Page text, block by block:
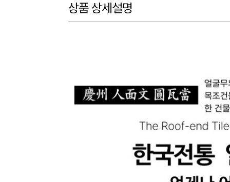
상품 상세설명